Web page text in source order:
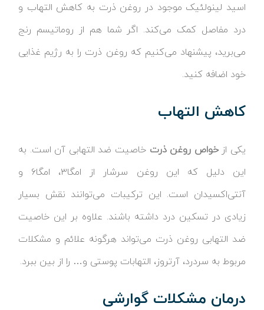
اسید لینولئیک موجود در روغن ذرت به کاهش التهاب و
درد مفاصل کمک می‌کند. اگر شما هم از روماتیسم رنج
می‌برید، پیشنهاد می‌کنیم که روغن ذرت را به رژیم غذایی
خود اضافه کنید.
کاهش التهاب
یکی ازخواص روغن ذرت خاصیت ضد التهابی آن است. به
این دلیل که این روغن سرشار از امگا۳، امگا۶ و
آنتی‌اکسیدان است. این ترکیبات می‌توانند نقش بسیار
زیادی در تسکین درد داشته باشند. علاوه بر این خاصیت
ضد التهابی روغن ذرت می‌تواند هرگونه علائم و مشکلات
مربوط به سردرد، آرتروز، التهابات پوستی و… را از بین ببرد.
درمان مشکلات گوارشی